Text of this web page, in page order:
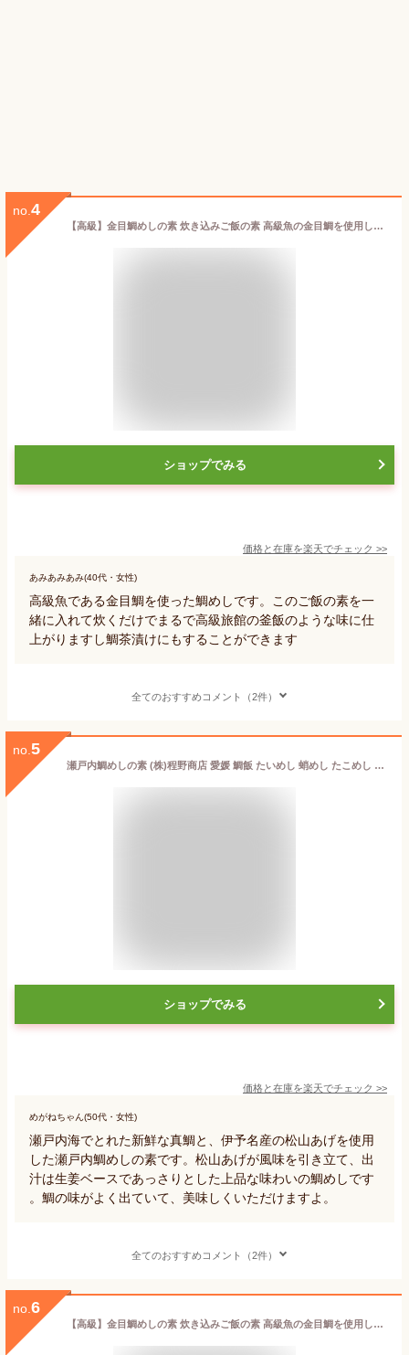
no. 4
【高級】金目鯛めしの素 炊き込みご飯の素 高級魚の金目鯛を使用した超高級金目鯛めし×3袋セット 送料無料 金目鯛めし膳 金目鯛ごはん 金目鯛茶漬け ギフト プレゼント 内祝い お返し お歳暮 プチギフト 2023 お茶 父 母 お祝い 誕生日 お礼 通販
ショップでみる
価格と在庫を楽天でチェック >>
あみあみあみ(40代・女性)
高級魚である金目鯛を使った鯛めしです。このご飯の素を一
緒に入れて炊くだけでまるで高級旅館の釜飯のような味に仕
上がりますし鯛茶漬けにもすることができます
全てのおすすめコメント（2件）
no. 5
瀬戸内鯛めしの素 (株)程野商店 愛媛 鯛飯 たいめし 蛸めし たこめし 郷土料理 定番 お土産 老舗 名店 ギフト 贈り物 プレゼント 御中元 お中元 お供え物 法要 仏事 真鯛 松山あげ 生姜ベース 炊き込み 簡単 手軽
ショップでみる
価格と在庫を楽天でチェック >>
めがねちゃん(50代・女性)
瀬戸内海でとれた新鮮な真鯛と、伊予名産の松山あげを使用
した瀬戸内鯛めしの素です。松山あげが風味を引き立て、出
汁は生姜ベースであっさりとした上品な味わいの鯛めしです
。鯛の味がよく出ていて、美味しくいただけますよ。
全てのおすすめコメント（2件）
no. 6
【高級】金目鯛めしの素 炊き込みご飯の素 高級魚の金目鯛を使用した超高級金目鯛めし 送料無料 金目鯛めし膳 金目鯛ごはん 金目鯛茶漬け ギフト プレゼント 内祝い お返し お年賀 プチギフト 2024 お茶 父 母 お祝い 誕生日 お礼 通販